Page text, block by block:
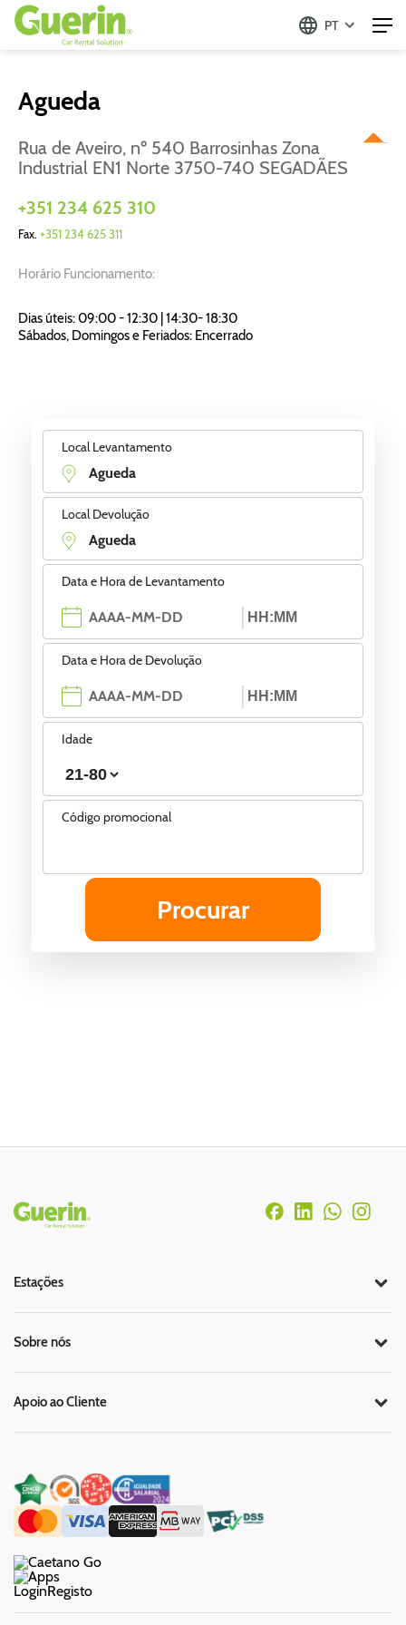
PT
Agueda
Rua de Aveiro, nº 540 Barrosinhas Zona
Industrial EN1 Norte 3750-740 SEGADÃES
+351 234 625 310
Fax. +351 234 625 311
Horário Funcionamento:
Dias úteis: 09:00 - 12:30 | 14:30- 18:30
Sábados, Domingos e Feriados: Encerrado
Local Levantamento
Local Devolução
Data e Hora de Levantamento
Data e Hora de Devolução
Idade
Código promocional
Rodapé
Estações
Sobre nós
Apoio ao Cliente
LoginRegisto